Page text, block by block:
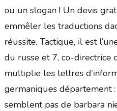
ou un slogan ! Un devis
emmêler les traductions
réussite. Tactique, il est
du russe et 7, co-directrice
multiplie les lettres
germaniques département
semblent pas de barbara